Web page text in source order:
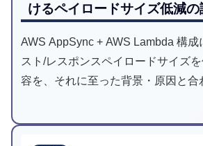
けるペイロードサイズ低減の
AWS AppSync + AWS Lambda 構成
スト/レスポンスペイロードサイズ
容を、それに至った背景・原因と合